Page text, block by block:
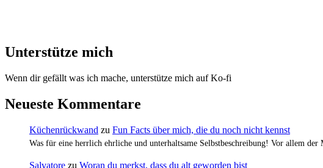
Unterstütze mich
Wenn dir gefällt was ich mache, unterstütze mich auf Ko-fi
Neueste Kommentare
Küchenrückwand zu Fun Facts über mich, die du noch nicht kennst
Was für eine herrlich ehrliche und unterhaltsame Selbstbeschreibung! Vor allem
Salvatore zu Woran du merkst, dass du alt geworden bist